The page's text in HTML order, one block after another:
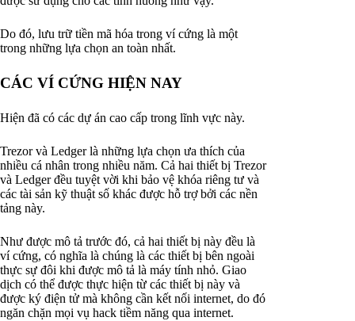
Do đó, lưu trữ tiền mã hóa trong ví cứng là một
trong những lựa chọn an toàn nhất.
CÁC VÍ CỨNG HIỆN NAY
Hiện đã có các dự án cao cấp trong lĩnh vực này.
Trezor và Ledger là những lựa chọn ưa thích của
nhiều cá nhân trong nhiều năm. Cả hai thiết bị Trezor
và Ledger đều tuyệt vời khi bảo vệ khóa riêng tư và
các tài sản kỹ thuật số khác được hỗ trợ bởi các nền
tảng này.
Như được mô tả trước đó, cả hai thiết bị này đều là
ví cứng, có nghĩa là chúng là các thiết bị bên ngoài
thực sự đôi khi được mô tả là máy tính nhỏ. Giao
dịch có thể được thực hiện từ các thiết bị này và
được ký điện tử mà không cần kết nối internet, do đó
ngăn chặn mọi vụ hack tiềm năng qua internet.